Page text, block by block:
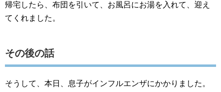
帰宅したら、布団を引いて、お風呂にお湯を入れて、迎え
てくれました。
その後の話
そうして、本日、息子がインフルエンザにかかりました。